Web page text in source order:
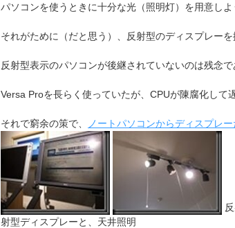
パソコンを使うときに十分な光（照明灯）を用意し
それがために（だと思う）、反射型のディスプレー
反射型表示のパソコンが後継されていないのは残念で
Versa Proを長らく使っていたが、CPUが陳腐化し
それで窮余の策で、 ノートパソコンからディスプレ
射型ディスプレーと、天井照明